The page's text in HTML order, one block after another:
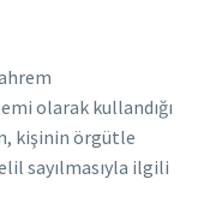
olarak kullandığı
kişinin örgütle
sayılmasıyla ilgili